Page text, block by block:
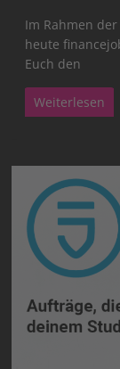
Im Rahmen
heute
Euch den
Weiterlesen